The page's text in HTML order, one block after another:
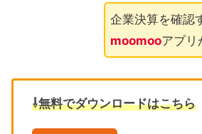
企業決算を確認
moomooアプリ
⇩無料でダウンロードはこちら